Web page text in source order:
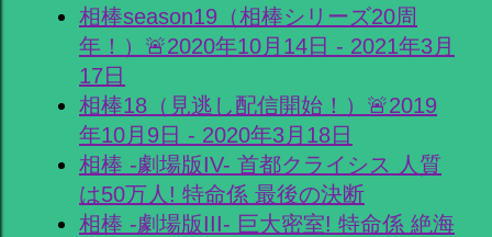
相棒season19（相棒シリーズ20周
年！）🚨2020年10月14日 - 2021年3月
17日
相棒18（見逃し配信開始！）🚨2019
年10月9日 - 2020年3月18日
相棒 -劇場版IV- 首都クライシス 人質
は50万人! 特命係 最後の決断
相棒 -劇場版III- 巨大密室! 特命係 絶海